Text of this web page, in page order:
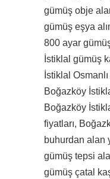
gümüş obje
gümüş eşya
800 ayar
İstiklal gümüş
İstiklal Osmanlı
Boğazköy
Boğazköy
fiyatları,
buhurdan alan
gümüş tepsi
gümüş çatal